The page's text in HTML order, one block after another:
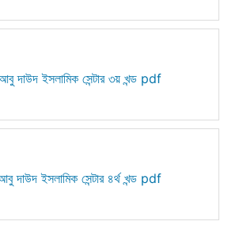
দাউদ ইসলামিক সেন্টার ৩য় খন্ড pdf
দাউদ ইসলামিক সেন্টার ৪র্থ খন্ড pdf